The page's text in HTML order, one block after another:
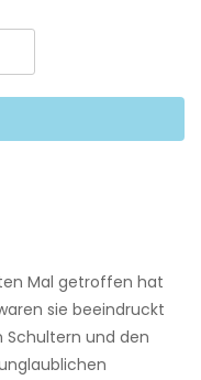
Mal getroffen hat
sie beeindruckt
Schultern und den